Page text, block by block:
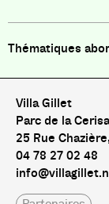
Villa Gillet
Parc de la
25 Rue
04 78 27 02 48